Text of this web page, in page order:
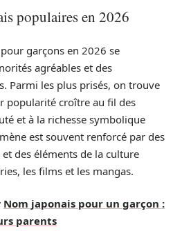
populaires en 2026
pour garçons en 2026 se
agréables et des
Parmi les plus prisés, on trouve
popularité croître au fil des
et à la richesse symbolique
est souvent renforcé par des
des éléments de la culture
les films et les mangas.
Nom japonais pour un garçon :
parents